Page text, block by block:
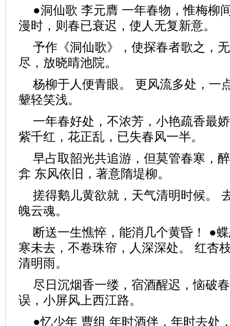
●洞仙歌 李元膺 一年春物，惟梅柳
漫时，则春已衰迟，使人无复新意。
予作《洞仙歌》，使探春者歌之，
尽，放晓晴池院。
杨柳于人便青眼。 更风流多处，一
颦轻笑浅。
一年春好处，不浓芳，小艳疏香最
紫千红，花正乱，已失春风一半。
早占取韶光共追游，但莫管春寒，
弇 东风依旧，著意隋堤柳。
搓得鹅儿黄欲就，天气清明时候。
魄云魂。
断送一生憔悴，能消几个黄昏！ ●
寒未去，不卷珠帘，人深深处。 红杏
清明雨。
尽日沉烟香一缕，宿酒醒迟，恼破
误，小屏风上西江路。
●忆少年 曹组 年时酒伴，年时去处